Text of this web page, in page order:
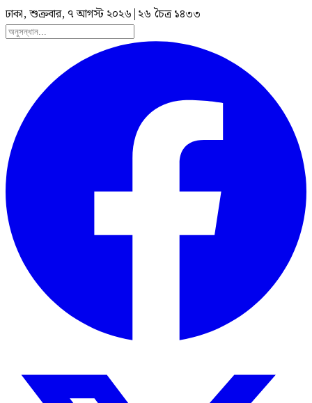
ঢাকা, শুক্রবার, ৭ আগস্ট ২০২৬ | ২৬ চৈত্র ১৪৩৩